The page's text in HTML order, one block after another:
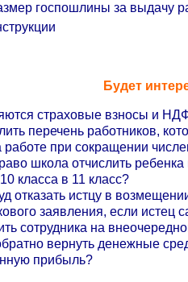
госпошлины за выдачу
Будет
страховые взносы и
перечень работников,
работе при сокращении
школа отчислить
класса в 11 класс?
отказать истцу в
заявления, если
сотрудника на
вернуть денежные
прибыль?